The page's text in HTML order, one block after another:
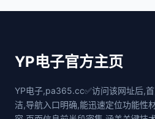
YP电子官方主页
YP电子,pa365.cc✅访问该网址后,
洁,导航入口明确,能迅速定位功能性